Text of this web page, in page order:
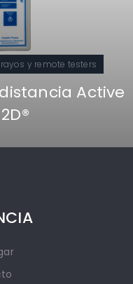
y remote testers
Active
2D®